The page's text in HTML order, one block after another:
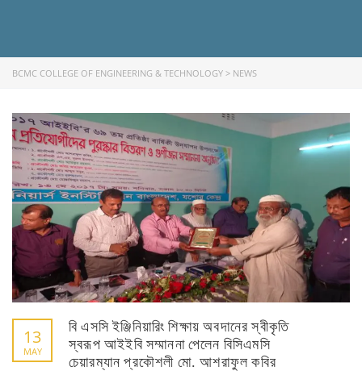
BCMC COLLEGE OF ENGINEERING & TECHNOLOGY > NEWS
13
MAY
বি এসসি ইঞ্জিনিয়ারিং শিক্ষায় অবদানের স্বীকৃতি
স্বরূপ আইইবি সম্মাননা পেলেন বিসিএমসি
চেয়ারম্যান প্রকৌশলী মো. আশরাফুল কবির